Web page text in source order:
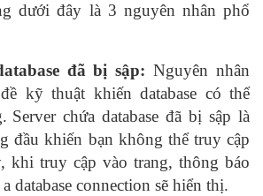
dưới đây là 3 nguyên nhân phổ
đã bị sập: Nguyên nhân
kỹ thuật khiến database có thể
Server chứa database đã bị sập là
đầu khiến bạn không thể truy cập
khi truy cập vào trang, thông báo
database connection sẽ hiển thị.